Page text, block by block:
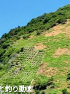
釣り動画